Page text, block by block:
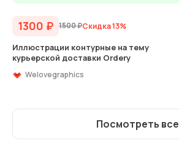
1300 ₽ 1500₽Скидка 13%
Иллюстрации контурные на тему
курьерской доставки Ordery
Welovegraphics
Посмотреть все